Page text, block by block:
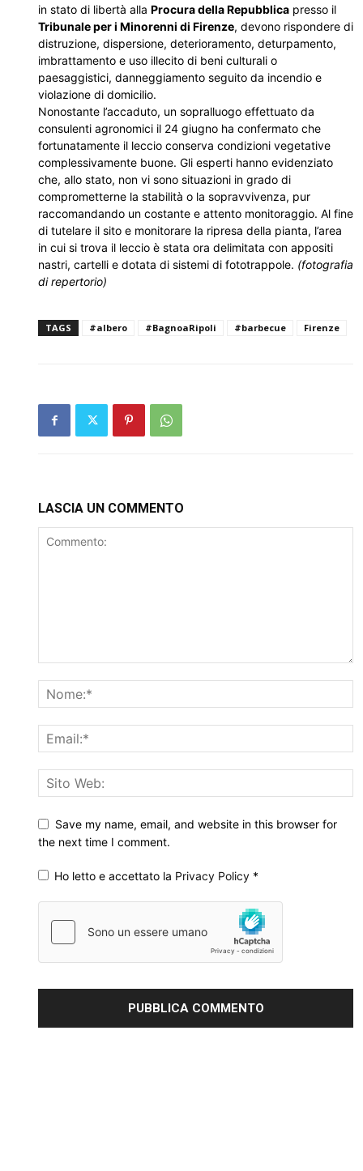
in stato di libertà alla Procura della Repubblica presso il
Tribunale per i Minorenni di Firenze, devono rispondere di
distruzione, dispersione, deterioramento, deturpamento,
imbrattamento e uso illecito di beni culturali o
paesaggistici, danneggiamento seguito da incendio e
violazione di domicilio.
Nonostante l’accaduto, un sopralluogo effettuato da
consulenti agronomici il 24 giugno ha confermato che
fortunatamente il leccio conserva condizioni vegetative
complessivamente buone. Gli esperti hanno evidenziato
che, allo stato, non vi sono situazioni in grado di
comprometterne la stabilità o la sopravvivenza, pur
raccomandando un costante e attento monitoraggio. Al fine
di tutelare il sito e monitorare la ripresa della pianta, l’area
in cui si trova il leccio è stata ora delimitata con appositi
nastri, cartelli e dotata di sistemi di fototrappole. (fotografia
di repertorio)
TAGS #albero #BagnoaRipoli #barbecue Firenze
LASCIA UN COMMENTO
Save my name, email, and website in this browser for
the next time I comment.
Ho letto e accettato la Privacy Policy *